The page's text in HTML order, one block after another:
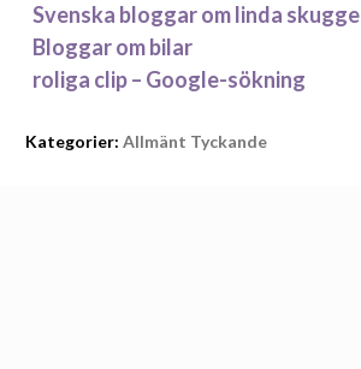
Svenska bloggar om linda skugge
Bloggar om bilar
roliga clip – Google-sökning
Kategorier: Allmänt Tyckande